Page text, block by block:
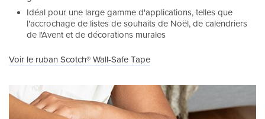
Idéal pour une large gamme d'applications, telles que
l'accrochage de listes de souhaits de Noël, de calendriers
de l'Avent et de décorations murales
Voir le ruban Scotch® Wall-Safe Tape